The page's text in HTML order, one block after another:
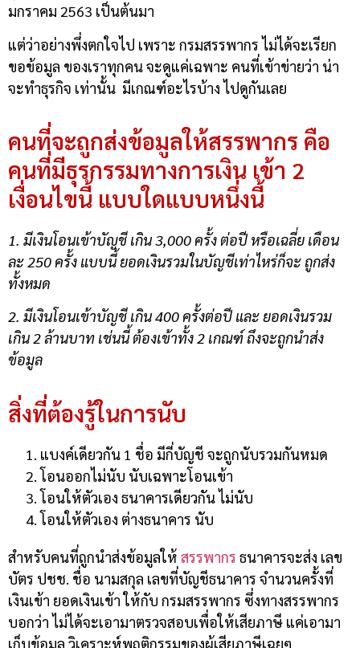
มกราคม 2563 เป็นต้นมา
แต่ว่าอย่างพึ่งตกใจไป เพราะ กรมสรรพากร ไม่ได้จะเรียก
ขอข้อมูล ของเราทุกคน จะดูแค่เฉพาะ คนที่เข้าข่ายว่า น่า
จะทำธุรกิจ เท่านั้น มีเกณฑ์อะไรบ้าง ไปดูกันเลย
คนที่จะถูกส่งข้อมูลให้สรรพากร คือ
คนที่มีธุรกรรมทางการเงิน เข้า 2
เงื่อนไขนี้ แบบใดแบบหนึ่งนี้
1. มีเงินโอนเข้าบัญชี เกิน 3,000 ครั้ง ต่อปี หรือเฉลี่ย เดือน
ละ 250 ครั้ง แบบนี้ ยอดเงินรวมในบัญชีเท่าไหร่ก็จะ ถูกส่ง
ทั้งหมด
2. มีเงินโอนเข้าบัญชี เกิน 400 ครั้งต่อปี และ ยอดเงินรวม
เกิน 2 ล้านบาท เช่นนี้ ต้องเข้าทั้ง 2 เกณฑ์ ถึงจะถูกนำส่ง
ข้อมูล
สิ่งที่ต้องรู้ในการนับ
แบงค์เดียวกัน 1 ชื่อ มีกี่บัญชี จะถูกนับรวมกันหมด
โอนออกไม่นับ นับเฉพาะโอนเข้า
โอนให้ตัวเอง ธนาคารเดียวกัน ไม่นับ
โอนให้ตัวเอง ต่างธนาคาร นับ
สำหรับคนที่ถูกนำส่งข้อมูลให้ สรรพากร ธนาคารจะส่ง เลข
บัตร ปชช. ชื่อ นามสกุล เลขที่บัญชีธนาคาร จำนวนครั้งที่
เงินเข้า ยอดเงินเข้า ให้กับ กรมสรรพากร ซึ่งทางสรรพากร
บอกว่า ไม่ได้จะเอามาตรวจสอบเพื่อให้เสียภาษี แค่เอามา
เก็บข้อมูล วิเคราะห์พฤติกรรมของผู้เสียภาษีเฉยๆ